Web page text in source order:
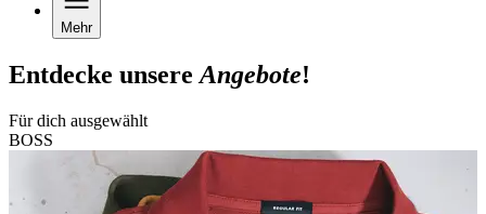
Mehr
Entdecke unsereAngebote!
Für dich ausgewählt
BOSS